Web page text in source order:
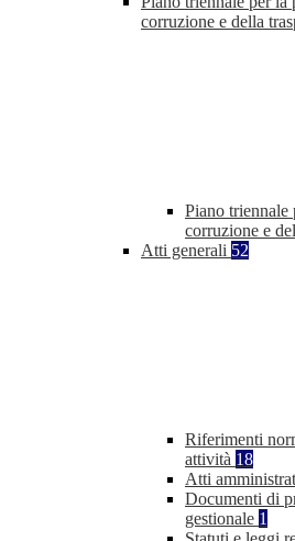
corruzione e della
Piano triennale
corruzione e
Atti generali 52
Riferimenti
attività 18
Atti
Documenti di
gestionale 1